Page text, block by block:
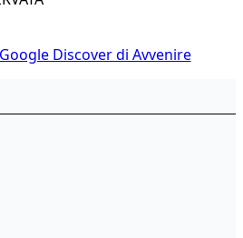
Discover di Avvenire